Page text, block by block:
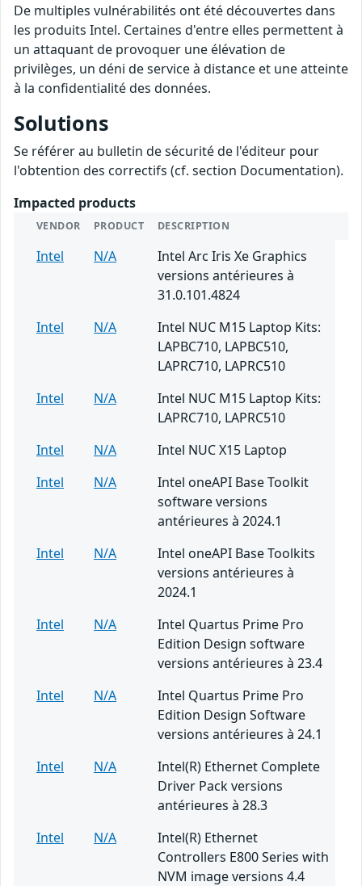
De multiples vulnérabilités ont été découvertes dans
les produits Intel. Certaines d'entre elles permettent à
un attaquant de provoquer une élévation de
privilèges, un déni de service à distance et une atteinte
à la confidentialité des données.
Solutions
Se référer au bulletin de sécurité de l'éditeur pour
l'obtention des correctifs (cf. section Documentation).
Impacted products
VENDOR PRODUCT DESCRIPTION
Intel N/A
Intel Arc Iris Xe Graphics
versions antérieures à
31.0.101.4824
Intel
N/A
Intel NUC M15 Laptop Kits:
LAPBC710, LAPBC510,
LAPRC710, LAPRC510
Intel
N/A
Intel NUC M15 Laptop Kits:
LAPRC710, LAPRC510
Intel
N/A
Intel NUC X15 Laptop
Intel
N/A
Intel oneAPI Base Toolkit
software versions
antérieures à 2024.1
Intel
N/A
Intel oneAPI Base Toolkits
versions antérieures à
2024.1
Intel
N/A
Intel Quartus Prime Pro
Edition Design software
versions antérieures à 23.4
Intel
N/A
Intel Quartus Prime Pro
Edition Design Software
versions antérieures à 24.1
Intel
N/A
Intel(R) Ethernet Complete
Driver Pack versions
antérieures à 28.3
Intel
N/A
Intel(R) Ethernet
Controllers E800 Series with
NVM image versions 4.4